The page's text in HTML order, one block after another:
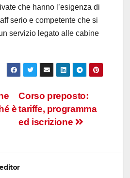
che hanno l’esigenza di
serio e competente che si
servizio legato alle cabine
Corso preposto:
tariffe, programma
ed iscrizione
è
editor